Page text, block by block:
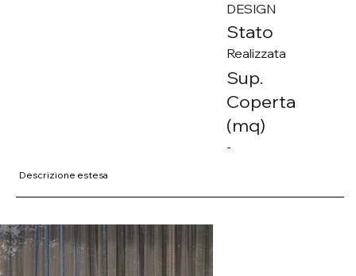
Descrizione estesa
DESIGN
Stato
Realizzata
Sup.
Coperta
(mq)
-